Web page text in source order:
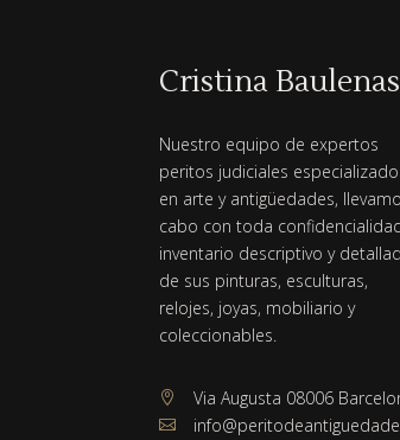
Cristina Baulenas
Nuestro equipo de expertos
peritos judiciales
en arte y antigüedades,
cabo con toda
inventario descriptivo y
de sus pinturas, esculturas,
relojes, joyas, mobiliario y
coleccionables.
 Via Augusta 08006
